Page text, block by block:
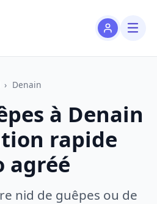
› Denain
à Denain
rapide
agréé
nid de guêpes ou de